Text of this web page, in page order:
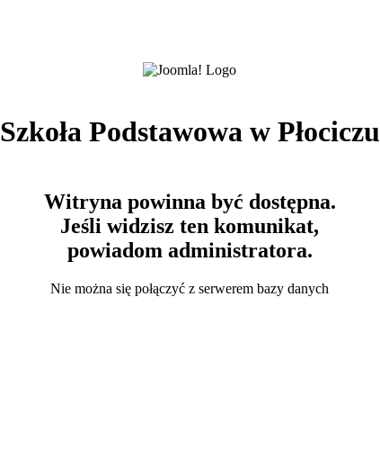
Szkoła Podstawowa w Płociczu
Witryna powinna być dostępna.
Jeśli widzisz ten komunikat,
powiadom administratora.
Nie można się połączyć z serwerem bazy danych